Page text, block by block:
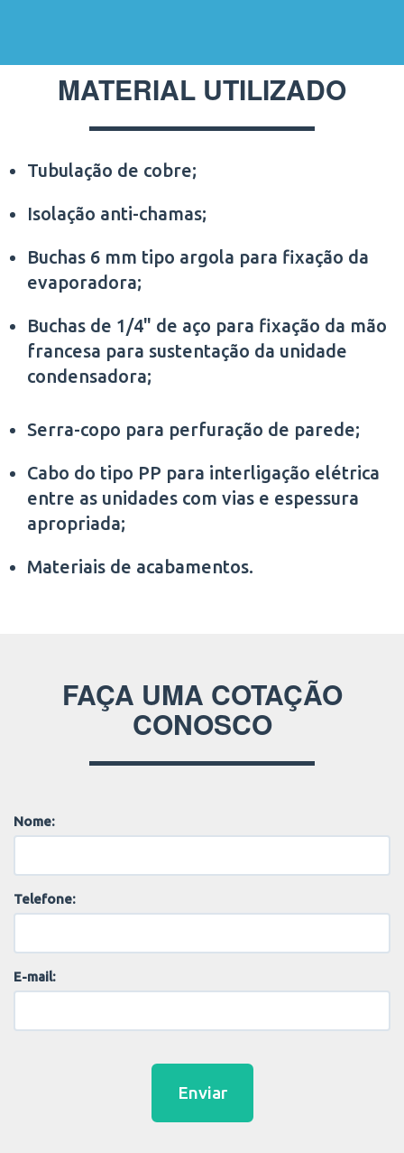
MATERIAL UTILIZADO
Tubulação de cobre;
Isolação anti-chamas;
Buchas 6 mm tipo argola para fixação da
evaporadora;
Buchas de 1/4" de aço para fixação da mão
francesa para sustentação da unidade
condensadora;
Serra-copo para perfuração de parede;
Cabo do tipo PP para interligação elétrica
entre as unidades com vias e espessura
apropriada;
Materiais de acabamentos.
FAÇA UMA COTAÇÃO
CONOSCO
Nome:
Telefone:
E-mail:
Enviar